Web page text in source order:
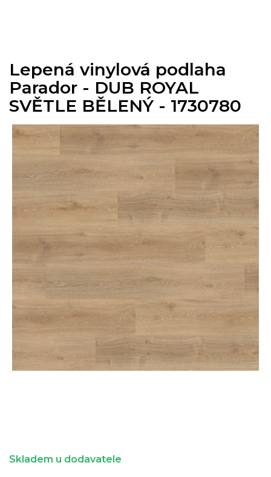
Lepená vinylová podlaha
Parador - DUB ROYAL
SVĚTLE BĚLENÝ - 1730780
Skladem u dodavatele